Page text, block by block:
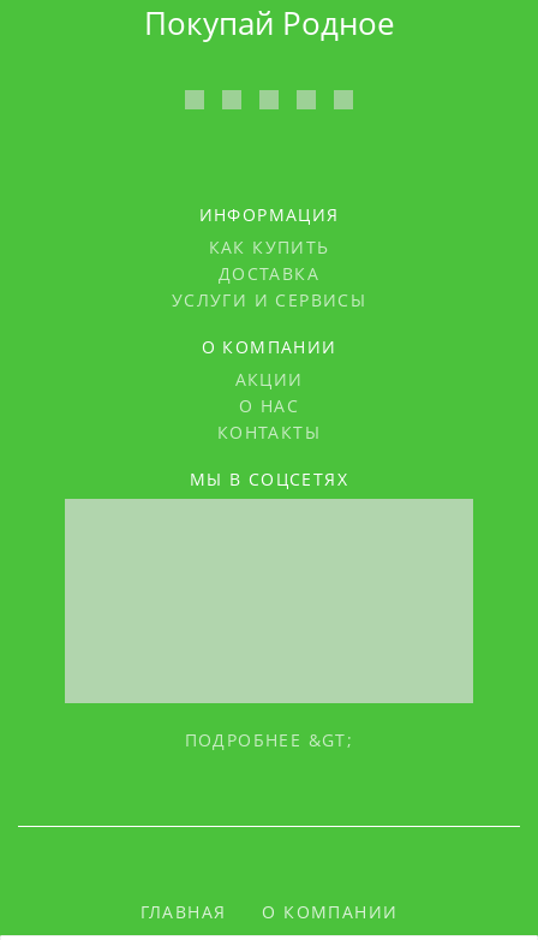
Покупай Родное
ИНФОРМАЦИЯ
КАК КУПИТЬ
ДОСТАВКА
УСЛУГИ И СЕРВИСЫ
О КОМПАНИИ
АКЦИИ
О НАС
КОНТАКТЫ
МЫ В СОЦСЕТЯХ
ПОДРОБНЕЕ &GT;
ГЛАВНАЯ О КОМПАНИИ